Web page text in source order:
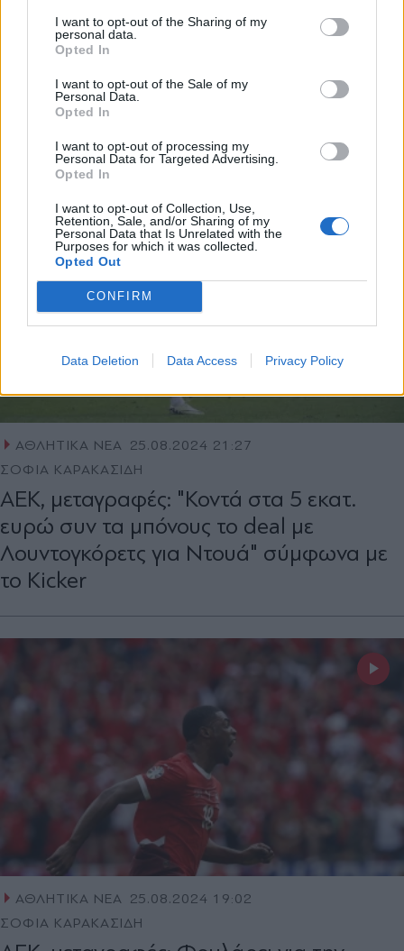
I want to opt-out of the Sharing of my
personal data.
Opted In
I want to opt-out of the Sale of my
Personal Data.
Opted In
I want to opt-out of processing my
Personal Data for Targeted Advertising.
Opted In
I want to opt-out of Collection, Use,
Retention, Sale, and/or Sharing of my
Personal Data that Is Unrelated with the
Purposes for which it was collected.
Opted Out
CONFIRM
Data Deletion Data Access Privacy Policy
ΑΘΛΗΤΙΚΑ ΝΕΑ 30.08.2024 00:22
ΣΟΦΙΑ ΚΑΡΑΚΑΣΙΔΗ
Άγιαξ, "καθάρισαν" Μπεσίκτας και
Μπράγκα!
ΑΘΛΗΤΙΚΑ ΝΕΑ 25.08.2024 21:27
ΣΟΦΙΑ ΚΑΡΑΚΑΣΙΔΗ
ΑΕΚ, μεταγραφές: "Κοντά στα 5 εκατ.
ευρώ συν τα μπόνους το deal με
Λουντογκόρετς για Ντουά" σύμφωνα με
το Kicker
ΑΘΛΗΤΙΚΑ ΝΕΑ 25.08.2024 19:02
ΣΟΦΙΑ ΚΑΡΑΚΑΣΙΔΗ
Αποδέχομαι τους
και την πολιτική απορρήτου
X